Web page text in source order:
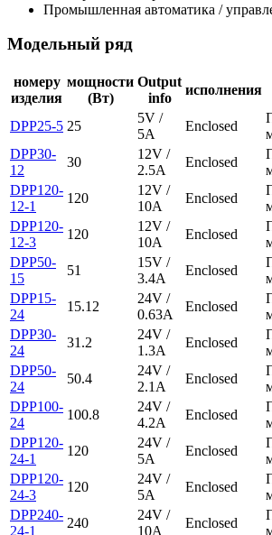
Промышленная автоматика /
Модельный ряд
номеру
изделия
мощности
(Вт)
Output
info
исполнения
DPP25-5 25
5V /
5A
Enclosed
DPP30-
12
30
12V /
2.5A
Enclosed
DPP120-
12-1
120
12V /
10A
Enclosed
DPP120-
12-3
120
12V /
10A
Enclosed
DPP50-
15
51
15V /
3.4A
Enclosed
DPP15-
24
15.12
24V /
0.63A
Enclosed
DPP30-
24
31.2
24V /
1.3A
Enclosed
DPP50-
24
50.4
24V /
2.1A
Enclosed
DPP100-
24
100.8
24V /
4.2A
Enclosed
DPP120-
24-1
120
24V /
5A
Enclosed
DPP120-
24-3
120
24V /
5A
Enclosed
DPP240-
24-1
240
24V /
10A
Enclosed